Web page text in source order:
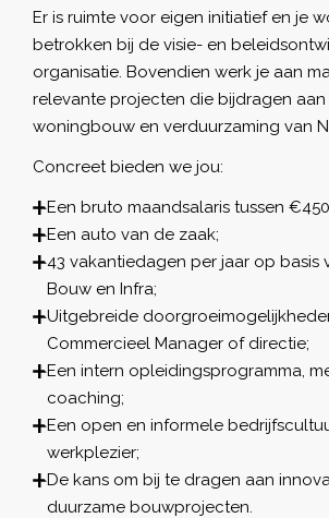
Er is ruimte voor eigen initiatief en je
betrokken bij de visie- en
organisatie. Bovendien werk je aan
relevante projecten die bijdragen
woningbouw en verduurzaming van
Concreet bieden we jou:
Een bruto maandsalaris tussen
Een auto van de zaak;
43 vakantiedagen per jaar op basis
Bouw en Infra;
Uitgebreide
Commercieel Manager of directie;
Een intern opleidingsprogramma,
coaching;
Een open en informele
werkplezier;
De kans om bij te dragen aan
duurzame bouwprojecten.